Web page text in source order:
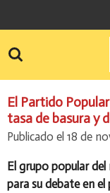
al
contenido
El Partido
tasa de basura y
Publicado el 18 de
El grupo popular
para su debate en